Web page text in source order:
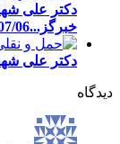
دکتر علی
خبرگز...- 12:32
دکتر علی
دیدگاه